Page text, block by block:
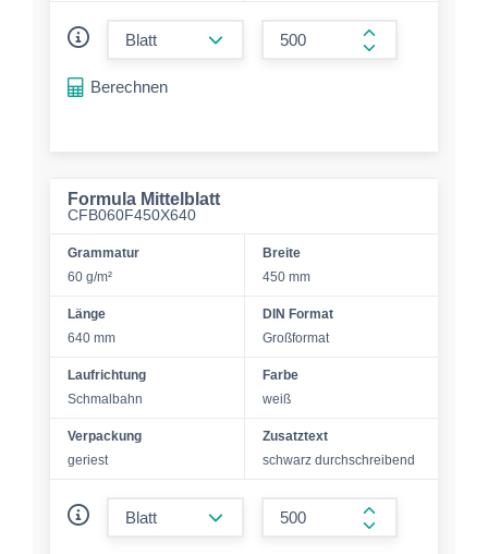
form.increase-
Berechnen
Formula Mittelblatt
CFB060F450X640
Grammatur
60 g/m²
Breite
450 mm
Länge
640 mm
DIN Format
Großformat
Laufrichtung
Schmalbahn
Farbe
weiß
Verpackung
geriest
Zusatztext
schwarz durchschreibend
form.increase-